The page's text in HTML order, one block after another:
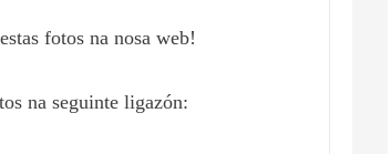
fotos na nosa web!
na seguinte ligazón: